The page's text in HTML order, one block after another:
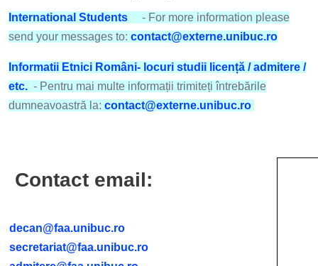
International Students - For more information please
send your messages to: contact@externe.unibuc.ro
Informatii Etnici Români- locuri studii licență / admitere /
etc. - Pentru mai multe informații trimiteți întrebările
dumneavoastră la: contact@externe.unibuc.ro
Contact email:
decan@faa.unibuc.ro
secretariat@faa.unibuc.ro